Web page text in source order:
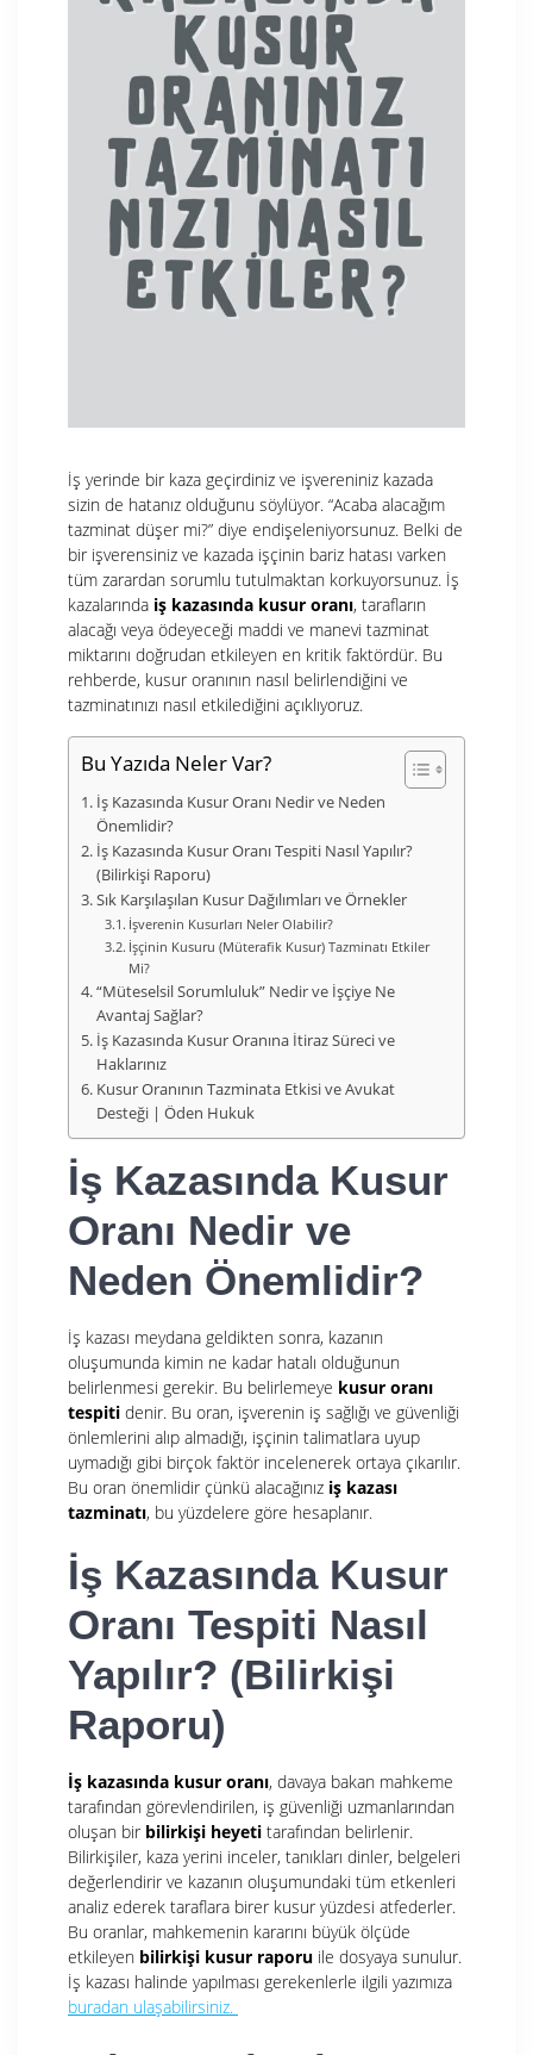
İş yerinde bir kaza geçirdiniz ve işvereniniz kazada
sizin de hatanız olduğunu söylüyor. “Acaba alacağım
tazminat düşer mi?” diye endişeleniyorsunuz. Belki de
bir işverensiniz ve kazada işçinin bariz hatası varken
tüm zarardan sorumlu tutulmaktan korkuyorsunuz. İş
kazalarında iş kazasında kusur oranı, tarafların
alacağı veya ödeyeceği maddi ve manevi tazminat
miktarını doğrudan etkileyen en kritik faktördür. Bu
rehberde, kusur oranının nasıl belirlendiğini ve
tazminatınızı nasıl etkilediğini açıklıyoruz.
Bu Yazıda Neler Var?
İş Kazasında Kusur Oranı Nedir ve Neden
Önemlidir?
İş Kazasında Kusur Oranı Tespiti Nasıl Yapılır?
(Bilirkişi Raporu)
Sık Karşılaşılan Kusur Dağılımları ve Örnekler
İşverenin Kusurları Neler Olabilir?
İşçinin Kusuru (Müterafik Kusur) Tazminatı Etkiler
Mi?
“Müteselsil Sorumluluk” Nedir ve İşçiye Ne
Avantaj Sağlar?
İş Kazasında Kusur Oranına İtiraz Süreci ve
Haklarınız
Kusur Oranının Tazminata Etkisi ve Avukat
Desteği | Öden Hukuk
İş Kazasında Kusur
Oranı Nedir ve
Neden Önemlidir?
İş kazası meydana geldikten sonra, kazanın
oluşumunda kimin ne kadar hatalı olduğunun
belirlenmesi gerekir. Bu belirlemeye kusur oranı
tespiti denir. Bu oran, işverenin iş sağlığı ve güvenliği
önlemlerini alıp almadığı, işçinin talimatlara uyup
uymadığı gibi birçok faktör incelenerek ortaya çıkarılır.
Bu oran önemlidir çünkü alacağınız iş kazası
tazminatı, bu yüzdelere göre hesaplanır.
İş Kazasında Kusur
Oranı Tespiti Nasıl
Yapılır? (Bilirkişi
Raporu)
İş kazasında kusur oranı, davaya bakan mahkeme
tarafından görevlendirilen, iş güvenliği uzmanlarından
oluşan bir bilirkişi heyeti tarafından belirlenir.
Bilirkişiler, kaza yerini inceler, tanıkları dinler, belgeleri
değerlendirir ve kazanın oluşumundaki tüm etkenleri
analiz ederek taraflara birer kusur yüzdesi atfederler.
Bu oranlar, mahkemenin kararını büyük ölçüde
etkileyen bilirkişi kusur raporu ile dosyaya sunulur.
İş kazası halinde yapılması gerekenlerle ilgili yazımıza
buradan ulaşabilirsiniz.